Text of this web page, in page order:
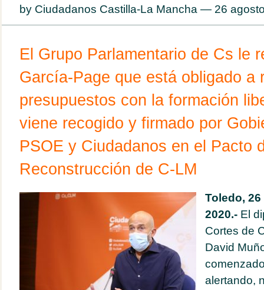
by Ciudadanos Castilla-La Mancha — 26
El Grupo Parlamentario de Cs le
García-Page que está obligado a
presupuestos con la formación
viene recogido y firmado por
PSOE y Ciudadanos en el Pacto
Reconstrucción de C-LM
Toledo,
2020.-El
Cortes de
David
alertando,